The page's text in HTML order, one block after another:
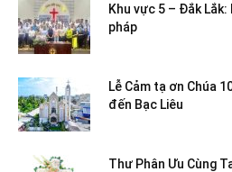
Khu vực 5 – Đắk
pháp
Lễ Cảm tạ ơn Chúa
đến Bạc Liêu
Thư Phân Ưu Cùng